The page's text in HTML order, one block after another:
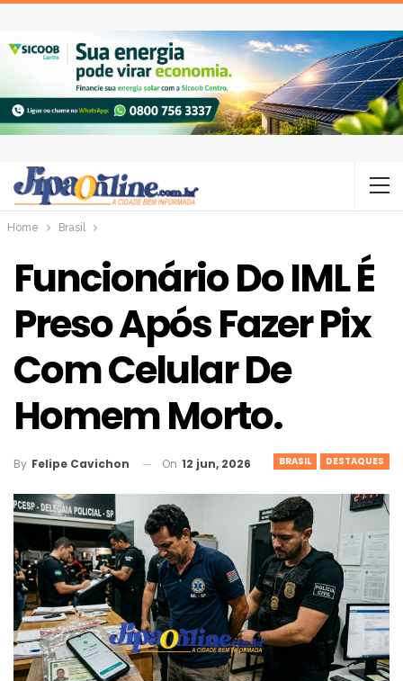
Home Brasil
Funcionário Do IML É
Preso Após Fazer Pix
Com Celular De
Homem Morto.
BRASIL DESTAQUES
By Felipe Cavichon On 12 jun, 2026